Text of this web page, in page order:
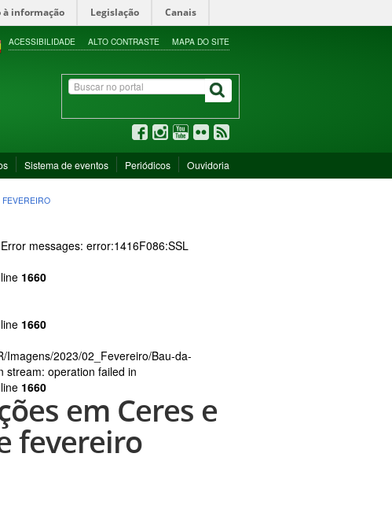
à informação Legislação Canais
ACESSIBILIDADE ALTO CONTRASTE MAPA DO SITE
Sistema de eventos Periódicos Ouvidoria
messages: error:1416F086:SSL
1660
1660
Imagens/2023/02_Fevereiro/Bau-da-
stream: operation failed in
1660
em Ceres e
fevereiro